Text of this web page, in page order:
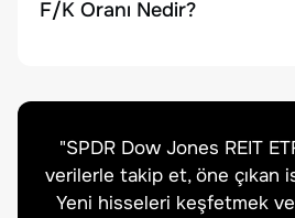
F/K Oranı Nedir?
"SPDR Dow Jones REIT
verilerle takip et, öne çıkan
Yeni hisseleri keşfetmek